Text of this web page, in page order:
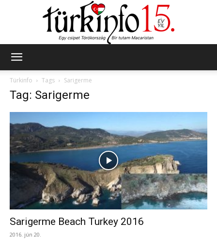
Türkinfo
Tags Sarigerme
Tag: Sarigerme
Sarigerme Beach Turkey 2016
2016. jún 20.